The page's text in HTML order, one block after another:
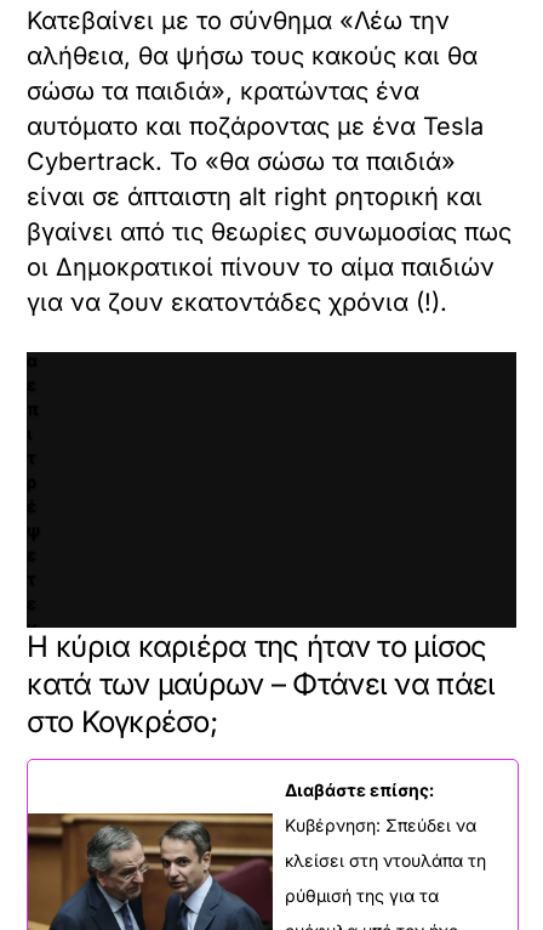
Κατεβαίνει με το σύνθημα «Λέω την
αλήθεια, θα ψήσω τους κακούς και θα
σώσω τα παιδιά», κρατώντας ένα
αυτόματο και ποζάροντας με ένα Tesla
Cybertrack. Το «θα σώσω τα παιδιά»
είναι σε άπταιστη alt right ρητορική και
βγαίνει από τις θεωρίες συνωμοσίας πως
οι Δημοκρατικοί πίνουν το αίμα παιδιών
για να ζουν εκατοντάδες χρόνια (!).
ά
ν
τ
ε
κ
λ
κ
γ
α
κ
α
ι
ν
α
ώ
τ
Η κύρια καριέρα της ήταν το μίσος
κατά των μαύρων – Φτάνει να πάει
στο Κογκρέσο;
Διαβάστε επίσης:
Κυβέρνηση: Σπεύδει να
κλείσει στη ντουλάπα τη
ρύθμισή της για τα